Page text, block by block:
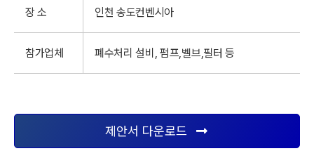
장 소 인천 송도컨벤시아
참가업체 폐수처리 설비, 펌프,벨브,필터 등
제안서 다운로드